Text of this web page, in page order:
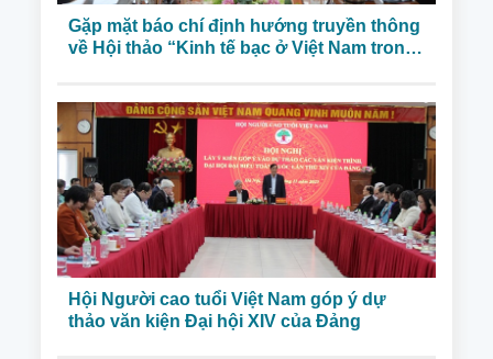
Gặp mặt báo chí định hướng truyền thông
về Hội thảo “Kinh tế bạc ở Việt Nam trong
Hội Người cao tuổi Việt Nam góp ý dự
thảo văn kiện Đại hội XIV của Đảng